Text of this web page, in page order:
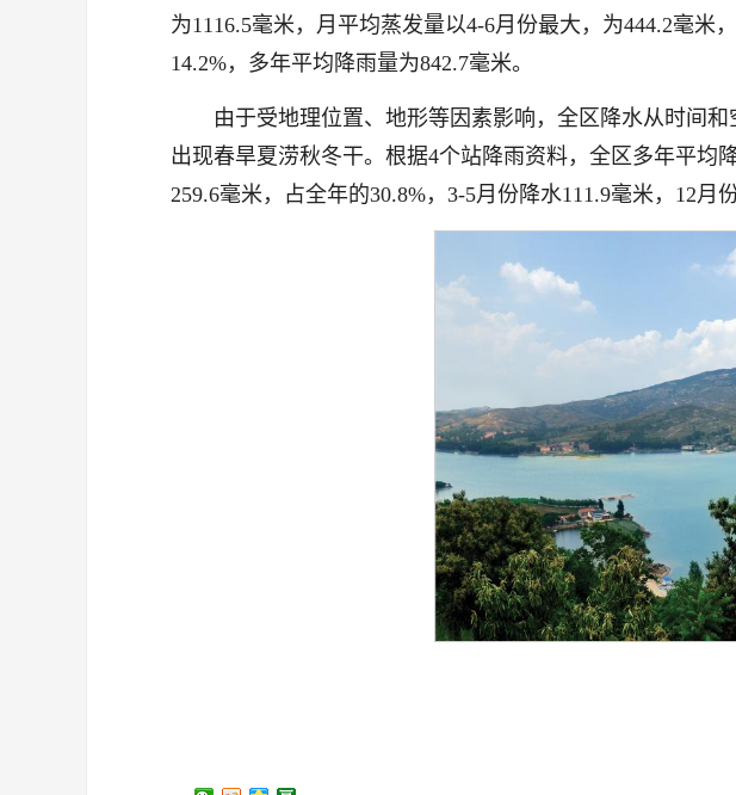
为1116.5毫米，月平均蒸发量以4-6月份最大，为444.2毫
14.2%，多年平均降雨量为842.7毫米。
由于受地理位置、地形等因素影响，全区降水从时间
出现春旱夏涝秋冬干。根据4个站降雨资料，全区多年平均
259.6毫米，占全年的30.8%，3-5月份降水111.9毫米，12月